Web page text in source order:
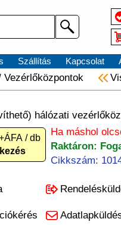
Szállítás Kapcsolat
Vezérlőközpontok
hálózati
/ db
Ha máshol
Raktáron:
Cikkszám: